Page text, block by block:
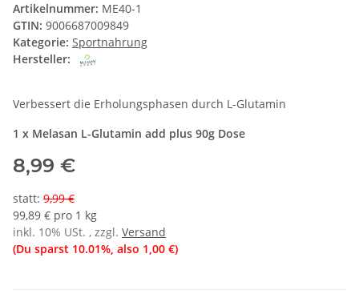
Artikelnummer: ME40-1
GTIN: 9006687009849
Kategorie: Sportnahrung
Hersteller:
Verbessert die Erholungsphasen durch L-Glutamin
1 x Melasan L-Glutamin add plus 90g Dose
8,99 €
statt: 9,99 €
99,89 € pro 1 kg
inkl. 10% USt. , zzgl. Versand
(Du sparst 10.01%, also 1,00 €)